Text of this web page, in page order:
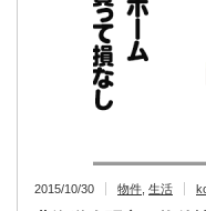
2015/10/30 物件 生活